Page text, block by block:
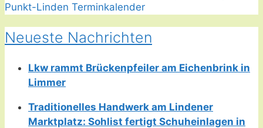
Neueste Nachrichten
Lkw rammt Brückenpfeiler am Eichenbrink in
Limmer
Traditionelles Handwerk am Lindener
Marktplatz: Sohlist fertigt Schuheinlagen in